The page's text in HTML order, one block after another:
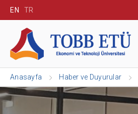
EN TR
Anasayfa Haber ve Duyurular